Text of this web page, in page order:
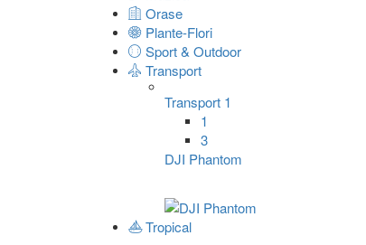
Orase
Plante-Flori
Sport & Outdoor
Transport
Transport 1
1
3
DJI Phantom
Tropical